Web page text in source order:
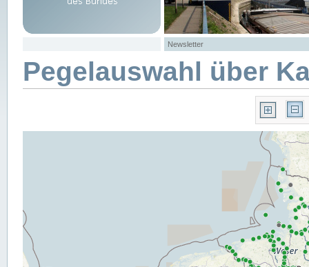
Newsletter
Pegelauswahl über